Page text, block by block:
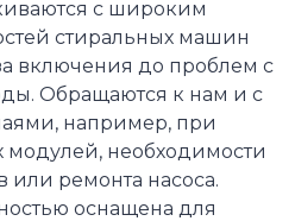
с широким
стиральных машин
включения до проблем с
Обращаются к нам и с
например, при
модулей, необходимости
ремонта насоса.
оснащена для